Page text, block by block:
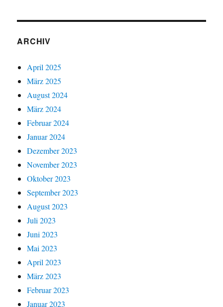
ARCHIV
April 2025
März 2025
August 2024
März 2024
Februar 2024
Januar 2024
Dezember 2023
November 2023
Oktober 2023
September 2023
August 2023
Juli 2023
Juni 2023
Mai 2023
April 2023
März 2023
Februar 2023
Januar 2023